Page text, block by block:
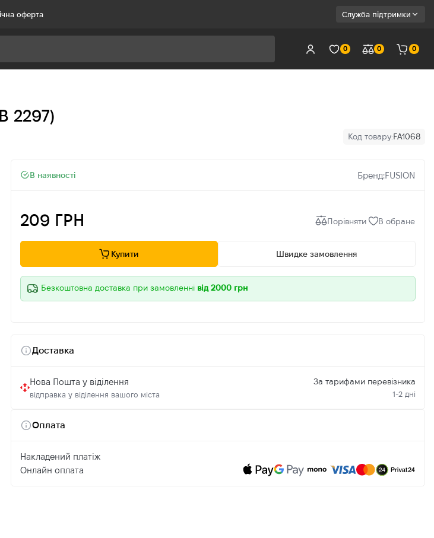
оферта Служба підтримки
0 0 0
2297)
Код товару:FA1068
В наявності Бренд:FUSION
209 ГРН Порівняти В обране
Купити Швидке замовлення
Безкоштовна доставка при замовленні від 2000 грн
Доставка
Нова Пошта у віділення
відправка у віділення вашого міста
За тарифами перевізника
1-2 дні
Оплата
Накладений платіж
Онлайн оплата